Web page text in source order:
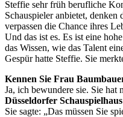
Steffie sehr früh berufliche
Schauspieler anbietet, denken
verpassen die Chance ihres
Und das ist es. Es ist eine
das Wissen, wie das Talent
Gespür hatte Steffie. Sie
Kennen Sie Frau
Ja, ich bewundere sie. Sie hat
Düsseldorfer Schauspielhaus
Sie sagte: „Das müssen Sie